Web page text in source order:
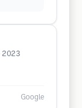
2023
Google